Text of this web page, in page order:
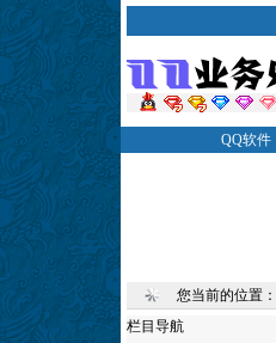
QQ软件
您当前的位置：
栏目导航